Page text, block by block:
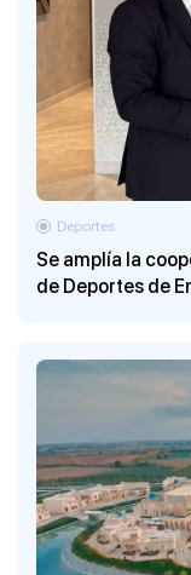
Se amplía la
de Deportes de
Deportes